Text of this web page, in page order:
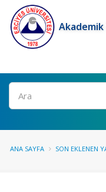
Ara
ANA SAYFA SON EKLENEN